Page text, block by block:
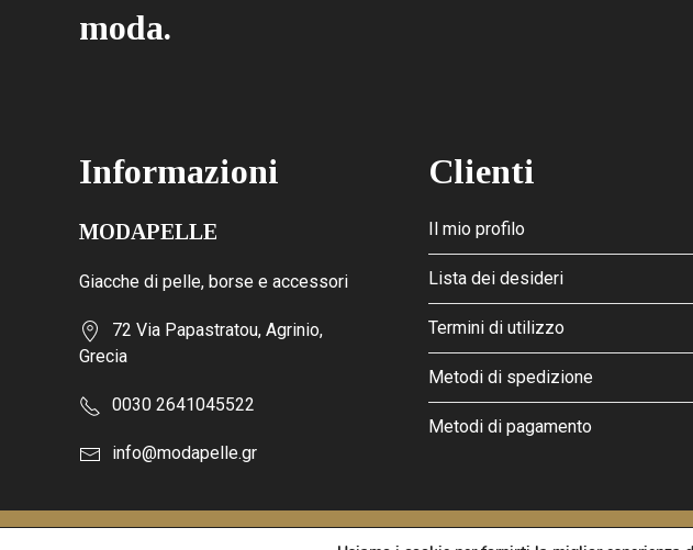
moda.
Informazioni
MODAPELLE
Giacche di pelle, borse e accessori
72 Via Papastratou, Agrinio,
Grecia
0030 2641045522
info@modapelle.gr
Clienti
Il mio profilo
Lista dei desideri
Termini di utilizzo
Metodi di spedizione
Metodi di pagamento